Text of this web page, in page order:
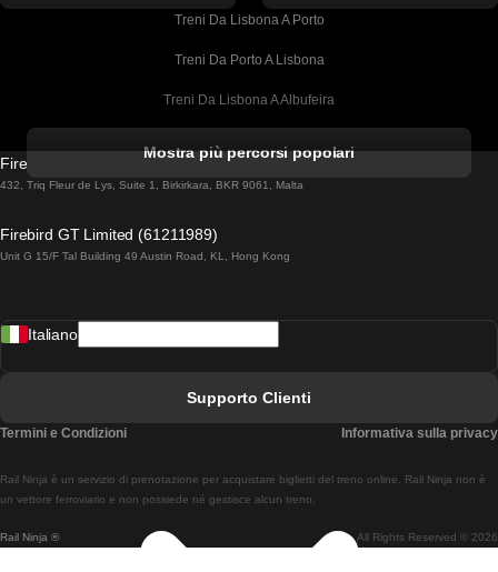
Treni Da Lisbona A Porto
Treni Da Porto A Lisbona
Treni Da Lisbona A Albufeira
Treni Da Lisbona A Lagos
Treni Da Lisbona A Madrid
Treni Da Lisbon A Braga
Treni Da Braga A Lisbona
Mostra più percorsi popolari
Firebird GT Limited (OC 1451)
432, Triq Fleur de Lys, Suite 1, Birkirkara, BKR 9061, Malta
Firebird GT Limited (61211989)
Unit G 15/F Tal Building 49 Austin Road, KL, Hong Kong
Rail Ninja ® All Rights Reserved © 2026
Rail Ninja è un servizio di prenotazione per acquistare biglietti del treno online. Rail Ninja non è
un vettore ferroviario e non possiede né gestisce alcun treno.
Italiano
Supporto Clienti
Termini e Condizioni Informativa sulla privacy